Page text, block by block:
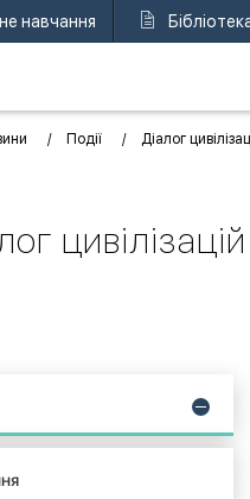
навчання
Події Діалог